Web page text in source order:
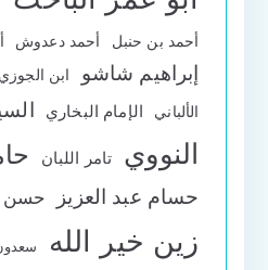
أحمد بن حنبل أحمد دعدوش
إبراهيم شاشو ابن الجوزي
الألباني الإمام البخاري
النووي تامر اللبان
حسام عبد العزيز حسن
زين خير الله